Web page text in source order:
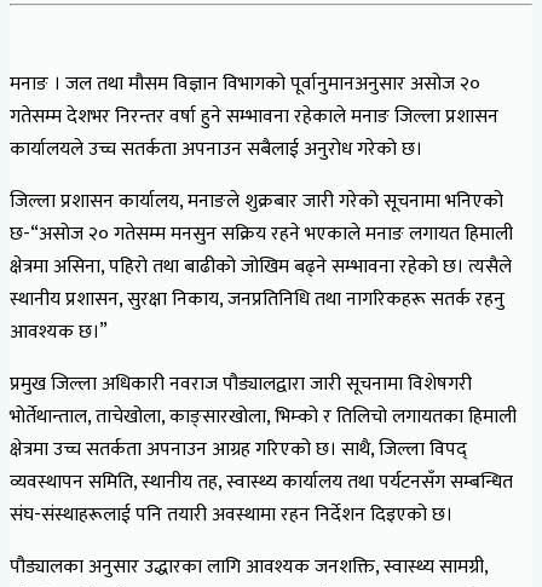
मनाङ । जल तथा मौसम विज्ञान विभागको पूर्वानुमानअनुसार असोज २०
गतेसम्म देशभर निरन्तर वर्षा हुने सम्भावना रहेकाले मनाङ जिल्ला प्रशासन
कार्यालयले उच्च सतर्कता अपनाउन सबैलाई अनुरोध गरेको छ।
जिल्ला प्रशासन कार्यालय, मनाङले शुक्रबार जारी गरेको सूचनामा भनिएको
छ-“असोज २० गतेसम्म मनसुन सक्रिय रहने भएकाले मनाङ लगायत हिमाली
क्षेत्रमा असिना, पहिरो तथा बाढीको जोखिम बढ्ने सम्भावना रहेको छ। त्यसैले
स्थानीय प्रशासन, सुरक्षा निकाय, जनप्रतिनिधि तथा नागरिकहरू सतर्क रहनु
आवश्यक छ।”
प्रमुख जिल्ला अधिकारी नवराज पौड्यालद्वारा जारी सूचनामा विशेषगरी
भोर्तेथान्ताल, ताचेखोला, काङ्सारखोला, भिम्को र तिलिचो लगायतका हिमाली
क्षेत्रमा उच्च सतर्कता अपनाउन आग्रह गरिएको छ। साथै, जिल्ला विपद्
व्यवस्थापन समिति, स्थानीय तह, स्वास्थ्य कार्यालय तथा पर्यटनसँग सम्बन्धित
संघ-संस्थाहरूलाई पनि तयारी अवस्थामा रहन निर्देशन दिइएको छ।
पौड्यालका अनुसार उद्धारका लागि आवश्यक जनशक्ति, स्वास्थ्य सामग्री,